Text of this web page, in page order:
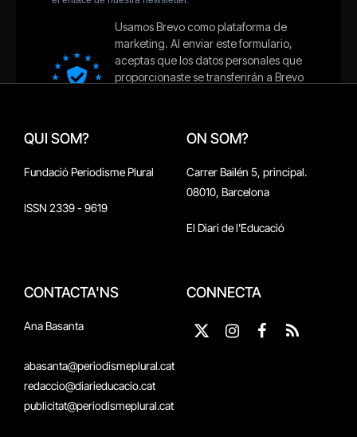
QUI SOM?
Fundació Periodisme Plural
ISSN 2339 - 9619
ON SOM?
Carrer Bailén 5, principal.
08010, Barcelona
El Diari de l'Educació
CONTACTA'NS
Ana Basanta
abasanta@periodismeplural.cat
redaccio@diarieducacio.cat
publicitat@periodismeplural.cat
CONNECTA
X
Instagram
Facebook
RSS